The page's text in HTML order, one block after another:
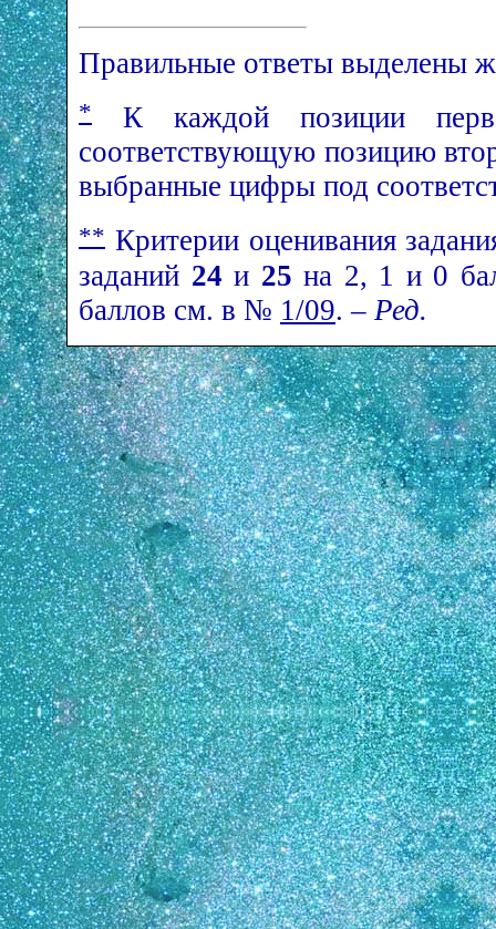
Правильные ответы
*
К каждой позиции
соответствующую позицию
выбранные цифры под
** Критерии оценивания
заданий 24 и 25 на 2, 1 и 0
баллов см. в № 1/09. – Ред.